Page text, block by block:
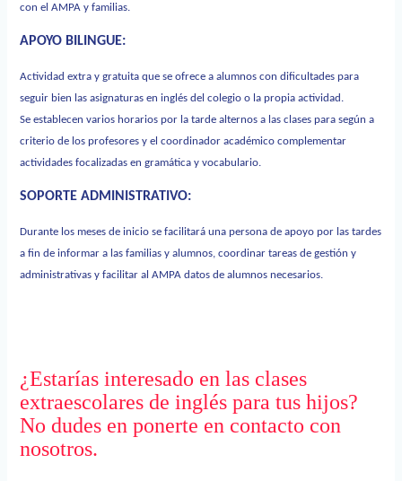
con el AMPA y familias.
APOYO BILINGUE:
Actividad extra y gratuita que se ofrece a alumnos con dificultades para
seguir bien las asignaturas en inglés del colegio o la propia actividad.
Se establecen varios horarios por la tarde alternos a las clases para según a
criterio de los profesores y el coordinador académico complementar
actividades focalizadas en gramática y vocabulario.
SOPORTE ADMINISTRATIVO:
Durante los meses de inicio se facilitará una persona de apoyo por las tardes
a fin de informar a las familias y alumnos, coordinar tareas de gestión y
administrativas y facilitar al AMPA datos de alumnos necesarios.
¿Estarías interesado en las clases
extraescolares de inglés para tus hijos?
No dudes en ponerte en contacto con
nosotros.